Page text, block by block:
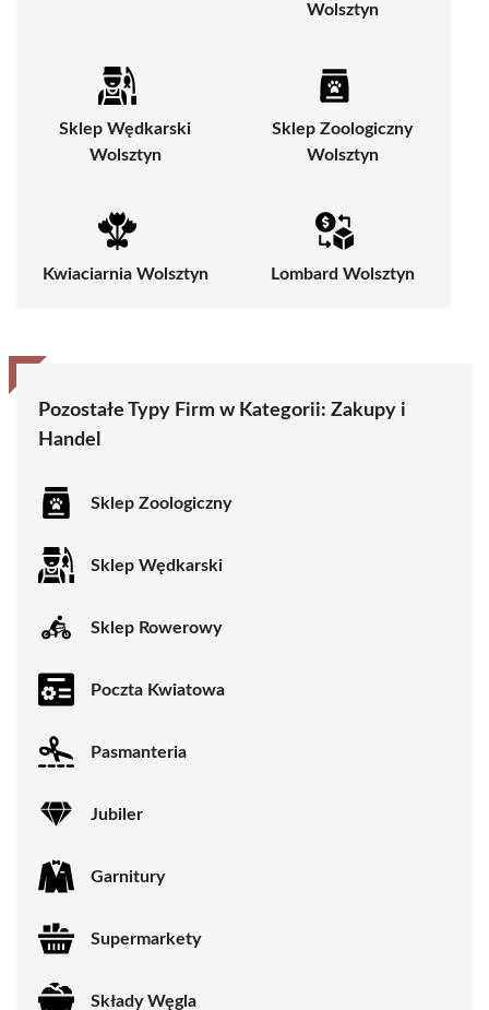
Wolsztyn
Sklep Wędkarski
Wolsztyn
Sklep Zoologiczny
Wolsztyn
Kwiaciarnia Wolsztyn Lombard Wolsztyn
Pozostałe Typy Firm w Kategorii: Zakupy i
Handel
Sklep Zoologiczny
Sklep Wędkarski
Sklep Rowerowy
Poczta Kwiatowa
Pasmanteria
Jubiler
Garnitury
Supermarkety
Składy Węgla